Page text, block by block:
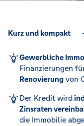
Kurz und kompakt
Gewerbliche
Finanzierungen
Renovierungvon
Der Kredit wird
Zinsraten
die Immobilie